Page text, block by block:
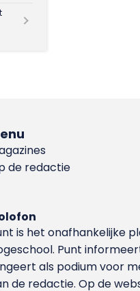
de redactie
is het onafhankelijke
Punt
als podium voor
de redactie. Op de